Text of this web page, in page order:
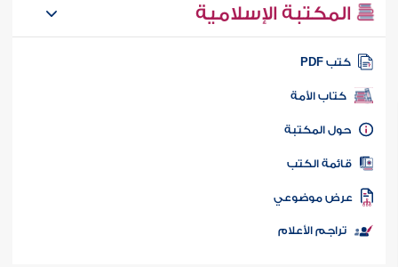
المكتبة الإسلامية
كتب PDF
كتاب الأمة
المكتبة
الكتب
موضوعي